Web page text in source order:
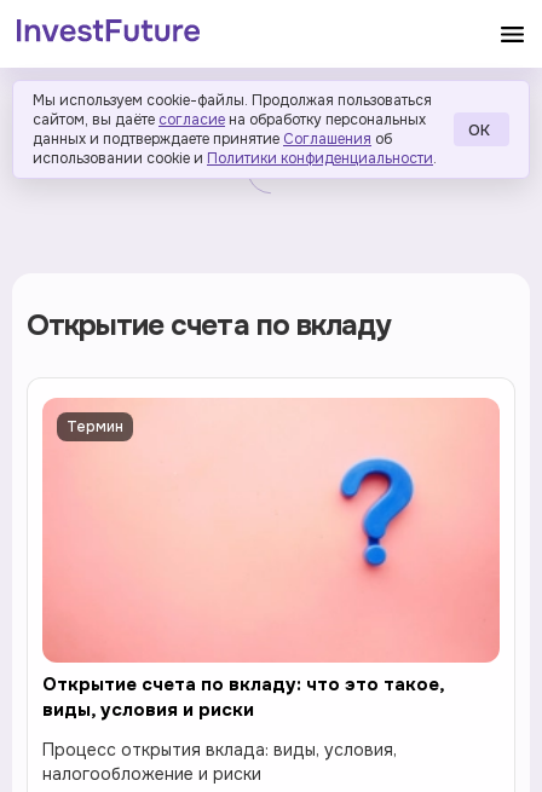
Мы используем cookie-файлы. Продолжая пользоваться
сайтом, вы даёте согласие на обработку персональных
данных и подтверждаете принятие Соглашения об
использовании cookie и Политики конфиденциальности.
ОК
Открытие счета по вкладу
Термин
Открытие счета по вкладу: что это такое,
виды, условия и риски
Процесс открытия вклада: виды, условия,
налогообложение и риски